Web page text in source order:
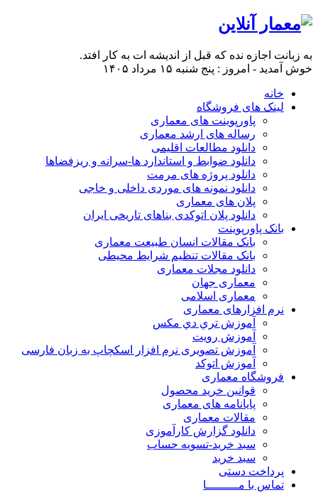
به زبانت اجازه نده که قبل از اندیشه ات به کار افتد.
خوش آمدید - امروز : پنج شنبه ۱۵ مرداد ۱۴۰۵
خانه
لینک های فروشگاه
پاورپوینت های معماری
رساله های ارشد معماری
دانلود مطالعات اقلیمی
دانلود ضوابط و استاندارد ها-سرانه و ریزفضاها
دانلود پروژه های مرمت
دانلود نمونه های موردی داخلی و خاجی
پلان های معماری
دانلود پلان اتوکدی بناهای تاریخی ایران
بانک پاورپوینت
بانک مقالات انسان طبیعت معماری
بانک مقالات تنظیم شرایط محیطی
دانلود مجلات معماری
معماری جهان
معماری اسلامی
نرم افزارهای معماری
آﻣﻮزش ﺗﺮي دي ﻣﮑﺲ
آموزش رویت
آموزش تصویری نرم افزار اسکچاپ به زبان فارسی
آموزش اتوکد
فروشگاه معماری
قوانین خرید محصول
پایانامه های معماری
مقالات معماری
دانلود گزارش کارآموزی
سبد خرید-تسویه حساب
سبد خرید
پرداخت دستی
تماس با مـــــــــا